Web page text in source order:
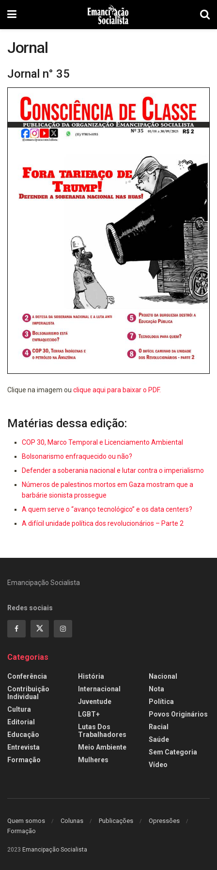
Jornal
Jornal n° 35
Clique na imagem ou clique aqui para baixar o PDF.
Matérias dessa edição:
COP 30, Marco Temporal e Licenciamento Ambiental
Bolsonarismo enfraquecido ou não?
Defender a soberania nacional e lutar contra o imperialismo
Números de palestinos mortos em Gaza mostram que a
barbárie sionista prossegue
A quem serve o “avanço tecnológico” e os data centers?
A difícil unidade política dos revolucionários – Parte 2
Emancipação Socialista
Redes sociais
Categorias
Conferência
Contribuição
Individual
Cultura
Editorial
Educação
Entrevista
Formação
História
Internacional
Juventude
LGBT+
Lutas Dos
Trabalhadores
Meio Ambiente
Mulheres
Nacional
Nota
Política
Povos Originários
Racial
Saúde
Sem Categoria
Vídeo
Quem somos Colunas Publicações
Opressões
Formação
2023 Emancipação Socialista